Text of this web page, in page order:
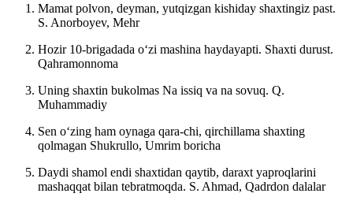
Mamat polvon, deyman, yutqizgan kishiday shaxtingiz past.
S. Anorboyev, Mehr
Hozir 10-brigadada oʻzi mashina haydayapti. Shaxti durust.
Qahramonnoma
Uning shaxtin bukolmas Na issiq va na sovuq. Q.
Muhammadiy
Sen oʻzing ham oynaga qara-chi, qirchillama shaxting
qolmagan Shukrullo, Umrim boricha
Daydi shamol endi shaxtidan qaytib, daraxt yaproqlarini
mashaqqat bilan tebratmoqda. S. Ahmad, Qadrdon dalalar